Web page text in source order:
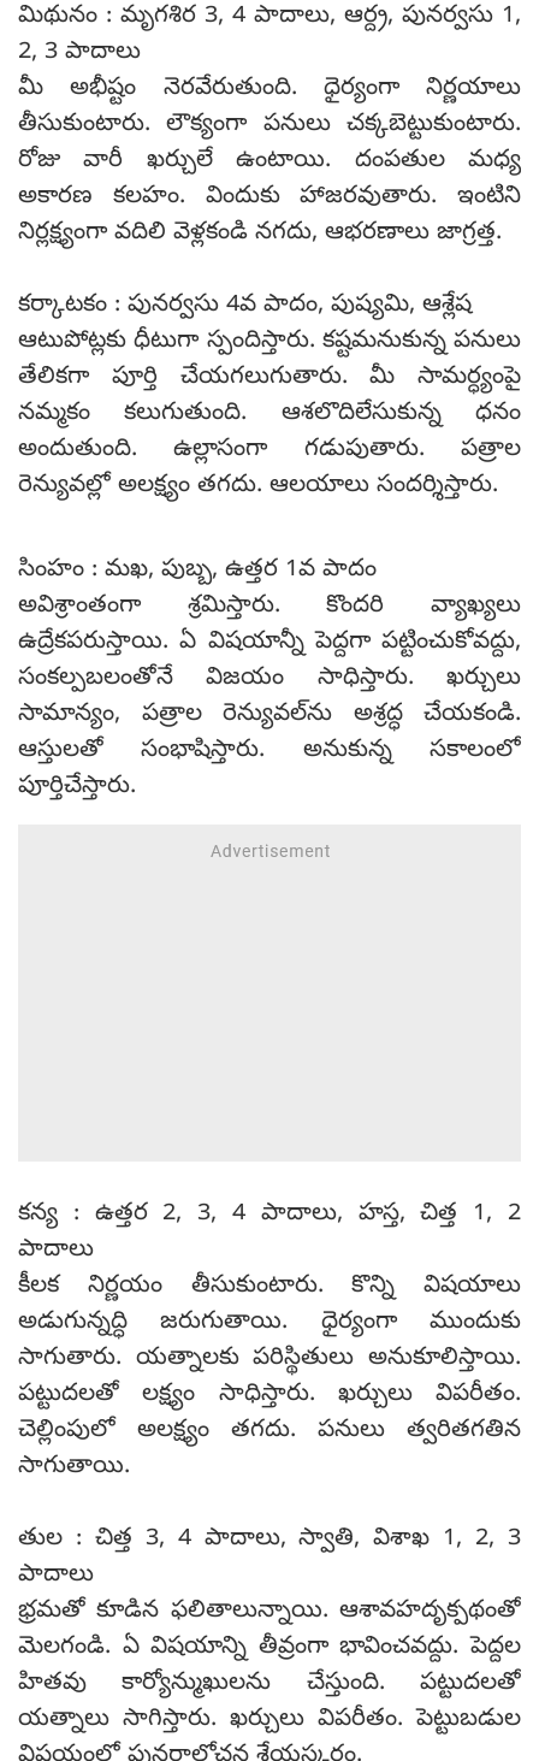
మిథునం : మృగశిర 3, 4 పాదాలు, ఆర్ద్ర, పునర్వసు 1,
2, 3 పాదాలు
మీ అభీష్టం నెరవేరుతుంది. ధైర్యంగా నిర్ణయాలు
తీసుకుంటారు. లౌక్యంగా పనులు చక్కబెట్టుకుంటారు.
రోజు వారీ ఖర్చులే ఉంటాయి. దంపతుల మధ్య
అకారణ కలహం. విందుకు హాజరవుతారు. ఇంటిని
నిర్లక్ష్యంగా వదిలి వెళ్లకండి నగదు, ఆభరణాలు జాగ్రత్త.
కర్కాటకం : పునర్వసు 4వ పాదం, పుష్యమి, ఆశ్లేష
ఆటుపోట్లకు ధీటుగా స్పందిస్తారు. కష్టమనుకున్న పనులు
తేలికగా పూర్తి చేయగలుగుతారు. మీ సామర్ధ్యంపై
నమ్మకం కలుగుతుంది. ఆశలొదిలేసుకున్న ధనం
అందుతుంది. ఉల్లాసంగా గడుపుతారు. పత్రాల
రెన్యువల్లో అలక్ష్యం తగదు. ఆలయాలు సందర్శిస్తారు.
సింహం : మఖ, పుబ్బ, ఉత్తర 1వ పాదం
అవిశ్రాంతంగా శ్రమిస్తారు. కొందరి వ్యాఖ్యలు
ఉద్రేకపరుస్తాయి. ఏ విషయాన్నీ పెద్దగా పట్టించుకోవద్దు,
సంకల్పబలంతోనే విజయం సాధిస్తారు. ఖర్చులు
సామాన్యం, పత్రాల రెన్యువల్‌ను అశ్రద్ధ చేయకండి.
ఆస్తులతో సంభాషిస్తారు. అనుకున్న సకాలంలో
పూర్తిచేస్తారు.
కన్య : ఉత్తర 2, 3, 4 పాదాలు, హస్త, చిత్త 1, 2
పాదాలు
కీలక నిర్ణయం తీసుకుంటారు. కొన్ని విషయాలు
అడుగున్నద్ధి జరుగుతాయి. ధైర్యంగా ముందుకు
సాగుతారు. యత్నాలకు పరిస్థితులు అనుకూలిస్తాయి.
పట్టుదలతో లక్ష్యం సాధిస్తారు. ఖర్చులు విపరీతం.
చెల్లింపులో అలక్ష్యం తగదు. పనులు త్వరితగతిన
సాగుతాయి.
తుల : చిత్త 3, 4 పాదాలు, స్వాతి, విశాఖ 1, 2, 3
పాదాలు
భ్రమతో కూడిన ఫలితాలున్నాయి. ఆశావహదృక్పథంతో
మెలగండి. ఏ విషయాన్ని తీవ్రంగా భావించవద్దు. పెద్దల
హితవు కార్యోన్ముఖులను చేస్తుంది. పట్టుదలతో
యత్నాలు సాగిస్తారు. ఖర్చులు విపరీతం. పెట్టుబడుల